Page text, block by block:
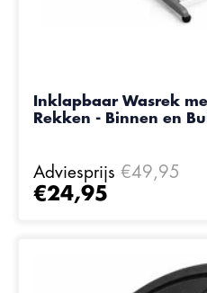
Inklapbaar Wasrek
Rekken - Binnen en
Adviesprijs €49,95
€24,95